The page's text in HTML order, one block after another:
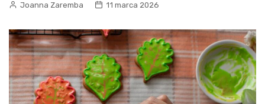
Joanna Zaremba 11 marca 2026